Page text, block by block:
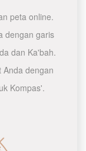
peta online.
dengan garis
dan Ka'bah.
Anda dengan
Kompas'.